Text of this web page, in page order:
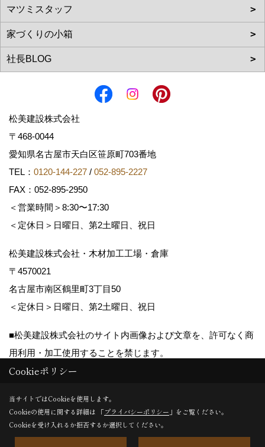
松美建設株式会社
〒468-0044
愛知県名古屋市天白区笹原町703番地
TEL： 0120-144-227 / 052-895-2227
FAX：052-895-2950
＜営業時間＞8:30〜17:30
＜定休日＞日曜日、第2土曜日、祝日
松美建設株式会社・木材加工工場・倉庫
〒4570021
名古屋市南区鶴里町3丁目50
＜定休日＞日曜日、第2土曜日、祝日
■松美建設株式会社のサイト内画像および文章を、許可なく商
用利用・加工使用することを禁じます。
Copyright (c) matsumikensetsu. All Rights Reserved.
Produced byゴデスクリエイト
Cookieポリシー
当サイトではCookieを使用します。
Cookieの使用に関する詳細は 「プライバシーポリシー 」をご覧ください。
Cookieを受け入れるか拒否するか選択してください。